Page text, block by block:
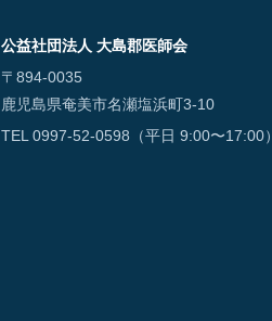
公益社団法人 大島郡医師会
〒894-0035
鹿児島県奄美市名瀬塩浜町3-10
TEL 0997-52-0598（平日 9:00〜17:00）